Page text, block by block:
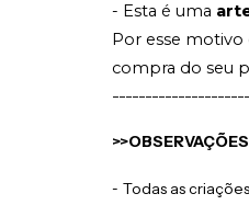
- Esta é uma
Por esse
compra do seu
- Todas as